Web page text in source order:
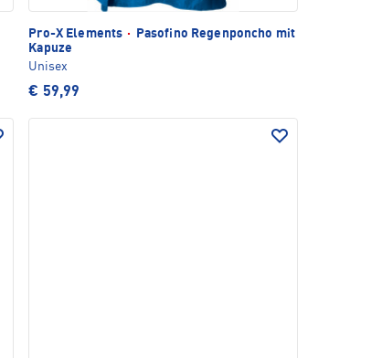
Pro-X Elements ·
Pasofino Regenponcho mit
Kapuze
Unisex
€ 59,99